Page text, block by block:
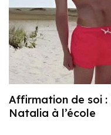
Affirmation de soi :
Natalia à l’école